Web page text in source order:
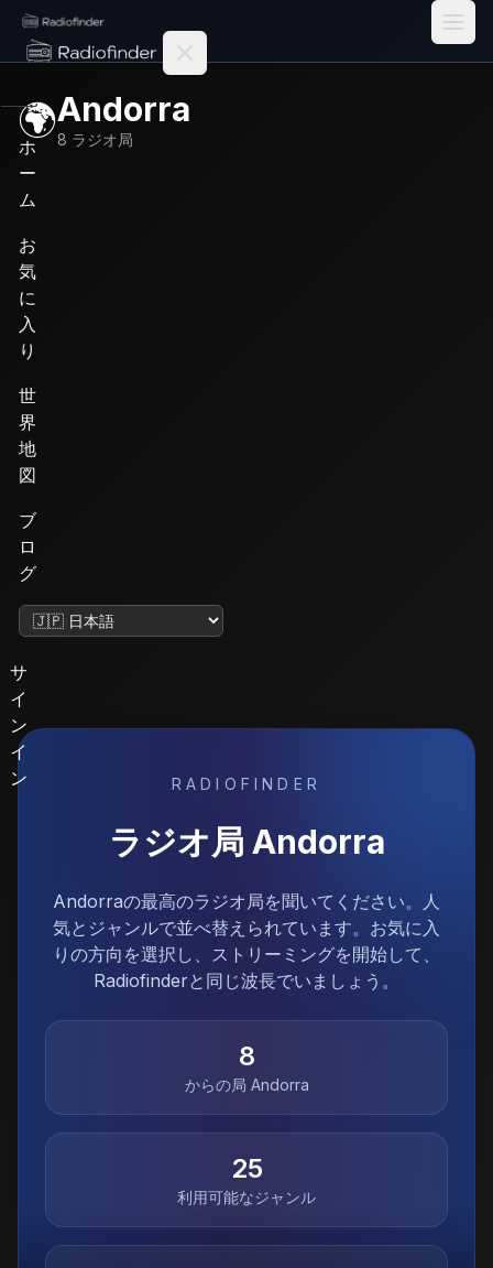
Radiofinder home
ホ
ー
ム
お
気
に
入
り
世
界
地
図
ブ
ロ
グ
言語を変更
サ
イ
ン
イ
ン
🌍Andorra
8 ラジオ局
RADIOFINDER
ラジオ局 Andorra
Andorraの最高のラジオ局を聞いてください。人
気とジャンルで並べ替えられています。お気に入
りの方向を選択し、ストリーミングを開始して、
Radiofinderと同じ波長でいましょう。
8
からの局 Andorra
25
利用可能なジャンル